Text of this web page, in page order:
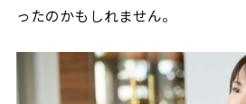
ったのかもしれません。